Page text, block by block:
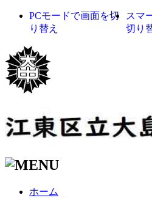
PCモードで画面を切
り替え
スマ
切り
ホーム